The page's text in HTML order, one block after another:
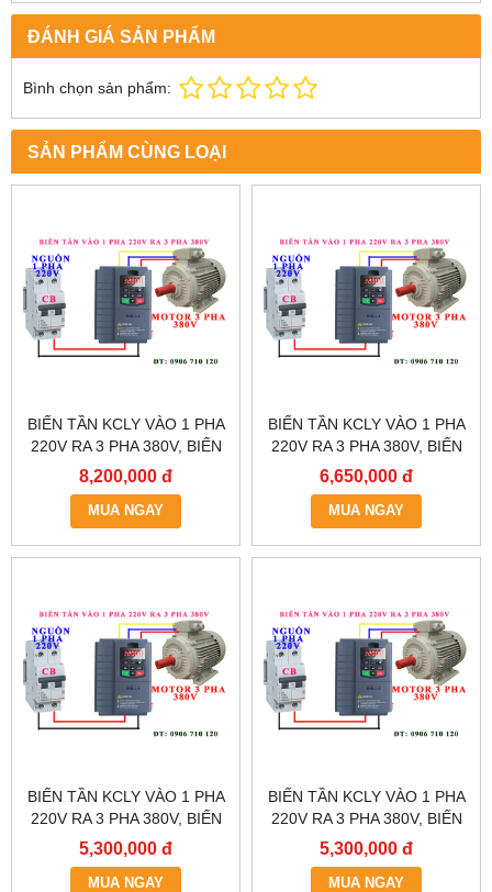
ĐÁNH GIÁ SẢN PHẨM
Bình chọn sản phẩm:
SẢN PHẨM CÙNG LOẠI
BIẾN TẦN KCLY VÀO 1 PHA
220V RA 3 PHA 380V, BIẾN
TẦN KCLY KOC600-011GT3-
B
8,200,000 đ
MUA NGAY
BIẾN TẦN KCLY VÀO 1 PHA
220V RA 3 PHA 380V, BIẾN
TẦN KCLY KOC600-
7R5GT3-B
6,650,000 đ
MUA NGAY
BIẾN TẦN KCLY VÀO 1 PHA
220V RA 3 PHA 380V, BIẾN
TẦN KCLY KOC600-
5R5GT3-B
5,300,000 đ
MUA NGAY
BIẾN TẦN KCLY VÀO 1 PHA
220V RA 3 PHA 380V, BIẾN
TẦN KCLY KOC600-
3R7GT3-B
5,300,000 đ
MUA NGAY